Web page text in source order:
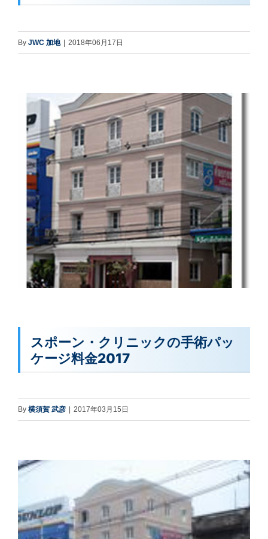
By JWC 加地 | 2018年06月17日
スポーン・クリニックの手術パッ
ケージ料金2017
By 横須賀 武彦 2017年03月15日